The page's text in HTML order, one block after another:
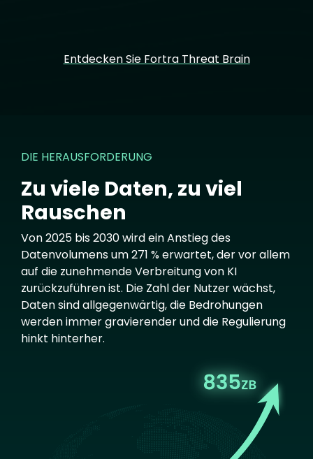
Entdecken Sie Fortra Threat Brain
DIE HERAUSFORDERUNG
Zu viele Daten, zu viel
Rauschen
Von 2025 bis 2030 wird ein Anstieg des
Datenvolumens um 271 % erwartet, der vor allem
auf die zunehmende Verbreitung von KI
zurückzuführen ist. Die Zahl der Nutzer wächst,
Daten sind allgegenwärtig, die Bedrohungen
werden immer gravierender und die Regulierung
hinkt hinterher.